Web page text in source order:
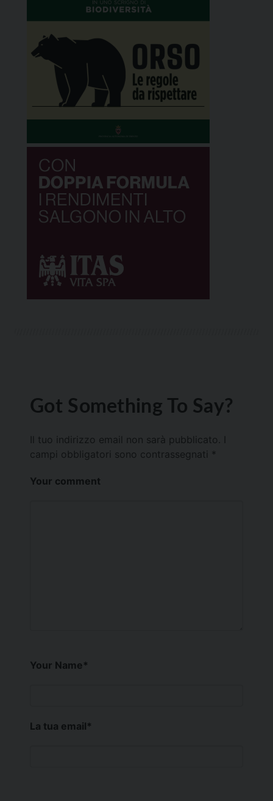
Got Something To Say?
Il tuo indirizzo email non sarà pubblicato.
campi obbligatori sono contrassegnati *
Your comment
Your Name*
La tua email*